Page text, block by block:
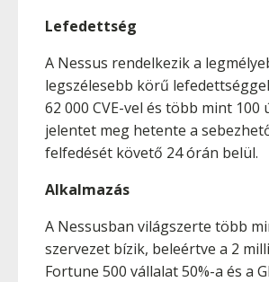
Lefedettség
A Nessus rendelkezik a
legszélesebb körű
62 000 CVE-vel és több mint
jelentet meg hetente a
felfedését követő 24 órán belül.
Alkalmazás
A Nessusban világszerte több
szervezet bízik, beleértve a 2
Fortune 500 vállalat 50%-a és a